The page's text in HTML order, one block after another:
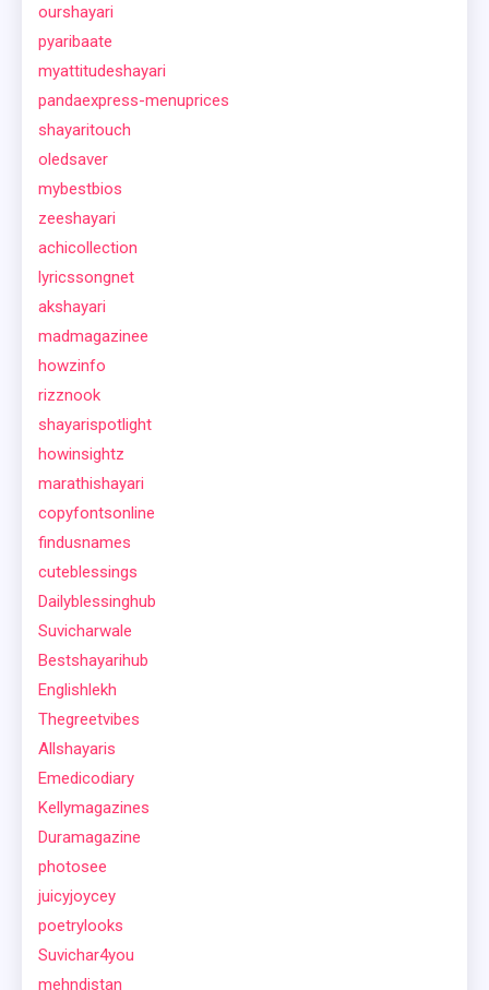
ourshayari
pyaribaate
myattitudeshayari
pandaexpress-menuprices
shayaritouch
oledsaver
mybestbios
zeeshayari
achicollection
lyricssongnet
akshayari
madmagazinee
howzinfo
rizznook
shayarispotlight
howinsightz
marathishayari
copyfontsonline
findusnames
cuteblessings
Dailyblessinghub
Suvicharwale
Bestshayarihub
Englishlekh
Thegreetvibes
Allshayaris
Emedicodiary
Kellymagazines
Duramagazine
photosee
juicyjoycey
poetrylooks
Suvichar4you
mehndistan